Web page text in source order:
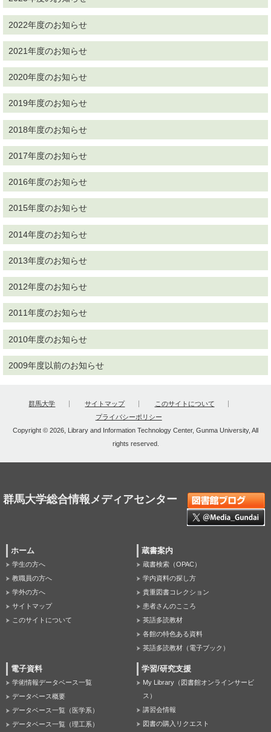
2022年度のお知らせ
2021年度のお知らせ
2020年度のお知らせ
2019年度のお知らせ
2018年度のお知らせ
2017年度のお知らせ
2016年度のお知らせ
2015年度のお知らせ
2014年度のお知らせ
2013年度のお知らせ
2012年度のお知らせ
2011年度のお知らせ
2010年度のお知らせ
2009年度以前のお知らせ
群馬大学 サイトマップ
このサイトについて
プライバシーポリシー
Copyright © 2026, Library and Information Technology Center, Gunma University, All
rights reserved.
群馬大学総合情報メディアセンター
ホーム
学生の方へ
教職員の方へ
学外の方へ
サイトマップ
このサイトについて
蔵書案内
蔵書検索（OPAC）
学内資料の探し方
貴重図書コレクション
患者さんのこころ
英語多読教材
各館の特色ある資料
英語多読教材（電子ブック）
電子資料
学術情報データベース一覧
データベース概要
データベース一覧（医学系）
データベース一覧（理工系）
学習/研究支援
My Library（図書館オンラインサービ
ス）
講習会情報
図書の購入リクエスト